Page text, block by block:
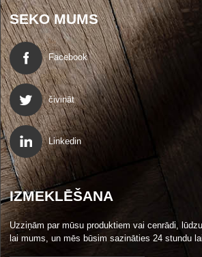
SEKO MUMS
Facebook
čivināt
Linkedin
IZMEKLĒŠANA
Uzziņām par mūsu produktiem vai cenrādi,
lai mums, un mēs būsim sazināties 24 stundu